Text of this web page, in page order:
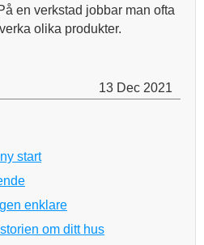
en verkstad jobbar man ofta
olika produkter.
13 Dec 2021
start
enklare
om ditt hus